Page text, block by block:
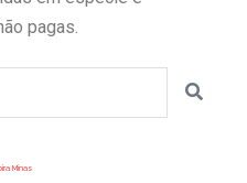
pagas.
Minas